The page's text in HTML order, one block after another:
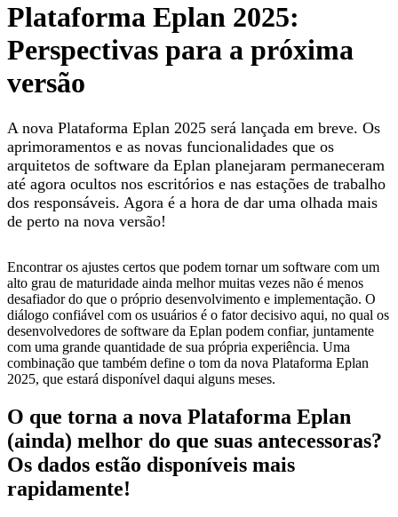
Plataforma Eplan 2025:
Perspectivas para a próxima
versão
A nova Plataforma Eplan 2025 será lançada em breve. Os
aprimoramentos e as novas funcionalidades que os
arquitetos de software da Eplan planejaram permaneceram
até agora ocultos nos escritórios e nas estações de trabalho
dos responsáveis. Agora é a hora de dar uma olhada mais
de perto na nova versão!
Encontrar os ajustes certos que podem tornar um software com um
alto grau de maturidade ainda melhor muitas vezes não é menos
desafiador do que o próprio desenvolvimento e implementação. O
diálogo confiável com os usuários é o fator decisivo aqui, no qual os
desenvolvedores de software da Eplan podem confiar, juntamente
com uma grande quantidade de sua própria experiência. Uma
combinação que também define o tom da nova Plataforma Eplan
2025, que estará disponível daqui alguns meses.
O que torna a nova Plataforma Eplan
(ainda) melhor do que suas antecessoras?
Os dados estão disponíveis mais
rapidamente!